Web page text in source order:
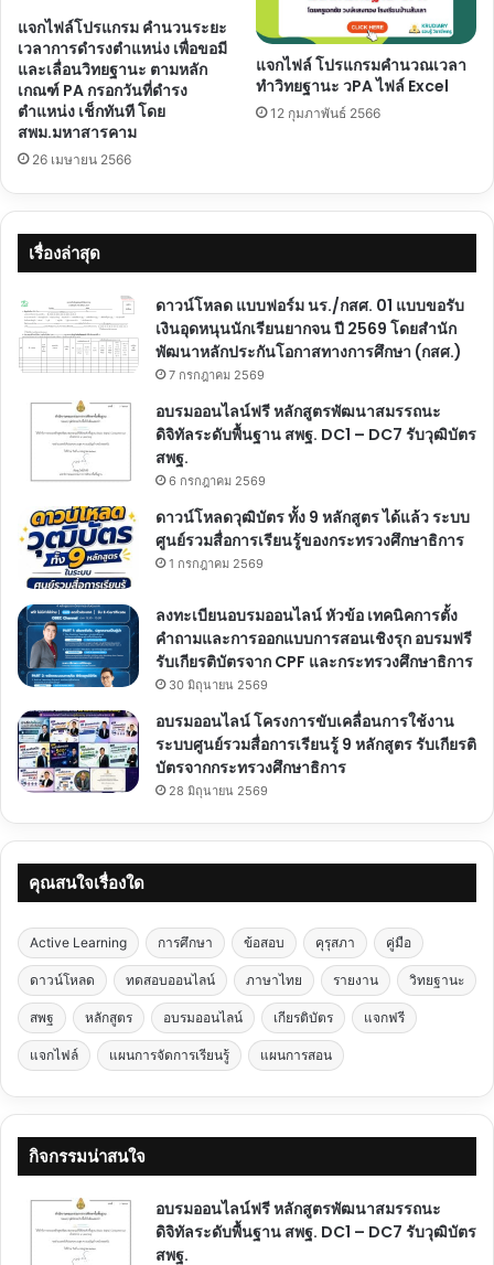
แจกไฟล์โปรแกรม คำนวนระยะ
เวลาการดำรงตำแหน่ง เพื่อขอมี
และเลื่อนวิทยฐานะ ตามหลัก
เกณฑ์ PA กรอกวันที่ดำรง
ตำแหน่ง เช็กทันที โดย
สพม.มหาสารคาม
26 เมษายน 2566
แจกไฟล์ โปรแกรมคำนวณเวลา
ทำวิทยฐานะ วPA ไฟล์ Excel
12 กุมภาพันธ์ 2566
เรื่องล่าสุด
ดาวน์โหลด แบบฟอร์ม นร./กสศ. 01 แบบขอรับ
เงินอุดหนุนนักเรียนยากจน ปี 2569 โดยสำนัก
พัฒนาหลักประกันโอกาสทางการศึกษา (กสศ.)
7 กรกฎาคม 2569
อบรมออนไลน์ฟรี หลักสูตรพัฒนาสมรรถนะ
ดิจิทัลระดับพื้นฐาน สพฐ. DC1 – DC7 รับวุฒิบัตร
สพฐ.
6 กรกฎาคม 2569
ดาวน์โหลดวุฒิบัตร ทั้ง 9 หลักสูตร ได้แล้ว ระบบ
ศูนย์รวมสื่อการเรียนรู้ของกระทรวงศึกษาธิการ
1 กรกฎาคม 2569
ลงทะเบียนอบรมออนไลน์ หัวข้อ เทคนิคการตั้ง
คำถามและการออกแบบการสอนเชิงรุก อบรมฟรี
รับเกียรติบัตรจาก CPF และกระทรวงศึกษาธิการ
30 มิถุนายน 2569
อบรมออนไลน์ โครงการขับเคลื่อนการใช้งาน
ระบบศูนย์รวมสื่อการเรียนรู้ 9 หลักสูตร รับเกียรติ
บัตรจากกระทรวงศึกษาธิการ
28 มิถุนายน 2569
คุณสนใจเรื่องใด
Active Learning การศึกษา ข้อสอบ คุรุสภา คู่มือ
ดาวน์โหลด ทดสอบออนไลน์ ภาษาไทย รายงาน วิทยฐานะ
สพฐ หลักสูตร อบรมออนไลน์ เกียรติบัตร แจกฟรี
แจกไฟล์ แผนการจัดการเรียนรู้ แผนการสอน
กิจกรรมน่าสนใจ
อบรมออนไลน์ฟรี หลักสูตรพัฒนาสมรรถนะ
ดิจิทัลระดับพื้นฐาน สพฐ. DC1 – DC7 รับวุฒิบัตร
สพฐ.